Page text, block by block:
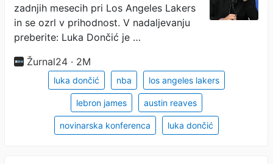
zadnjih mesecih pri Los Angeles Lakers
in se ozrl v prihodnost. V nadaljevanju
preberite: Luka Dončić je …
Žurnal24 · 2M
luka dončić nba los angeles lakers
lebron james austin reaves
novinarska konferenca luka dončić